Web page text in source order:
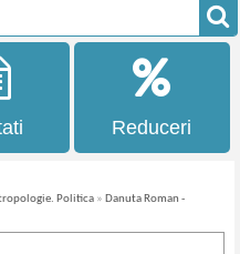
Reduceri
Politica » Danuta Roman -